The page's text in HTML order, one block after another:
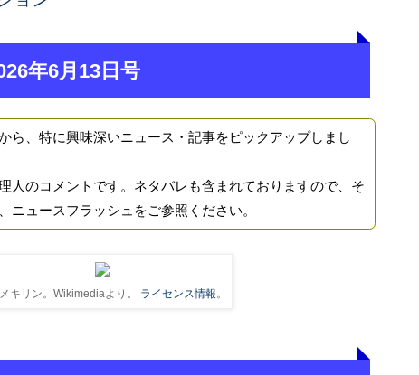
年6月13日号
ら、特に興味深いニュース・記事をピックアップしまし
人のコメントです。ネタバレも含まれておりますので、そ
ニュースフラッシュをご参照ください。
キリン。Wikimediaより。 ライセンス情報 。